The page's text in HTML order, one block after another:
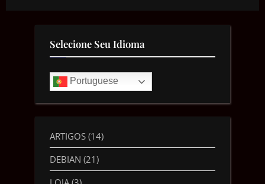
Selecione Seu Idioma
Portuguese
ARTIGOS (14)
DEBIAN (21)